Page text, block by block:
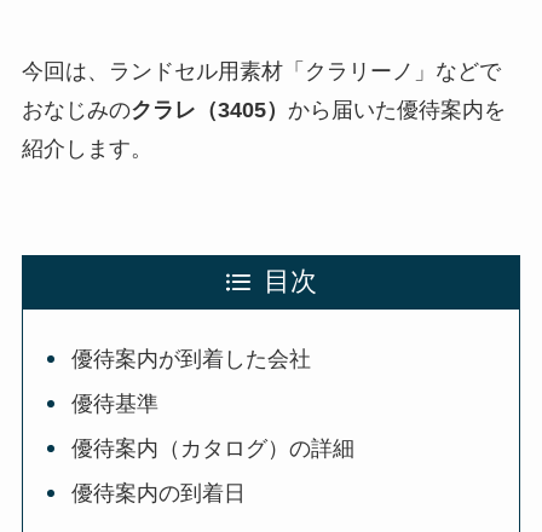
今回は、ランドセル用素材「クラリーノ」などで
おなじみのクラレ（3405） から届いた優待案内を
紹介します。
目次
優待案内が到着した会社
優待基準
優待案内（カタログ）の詳細
優待案内の到着日